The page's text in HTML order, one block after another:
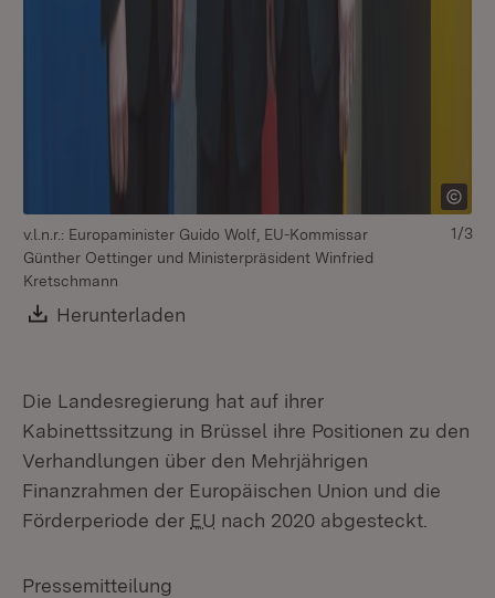
v.l.n.r.: Europaminister Guido Wolf, EU-Kommissar
Günther Oettinger und Ministerpräsident Winfried
Kretschmann
Download:
Herunterladen
1/3
Die Landesregierung hat auf ihrer
Kabinettssitzung in Brüssel ihre Positionen zu den
Verhandlungen über den Mehrjährigen
Finanzrahmen der Europäischen Union und die
Förderperiode der EU nach 2020 abgesteckt.
Pressemitteilung